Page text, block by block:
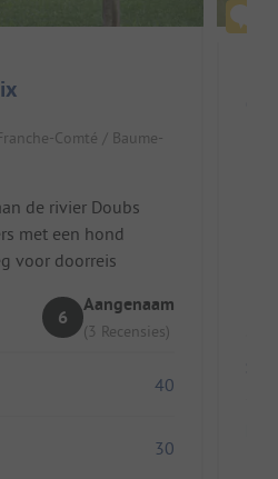
Comté / Baume-
de rivier Doubs
met een hond
voor doorreis
6
Aangenaam
(3 Recensies)
40
30